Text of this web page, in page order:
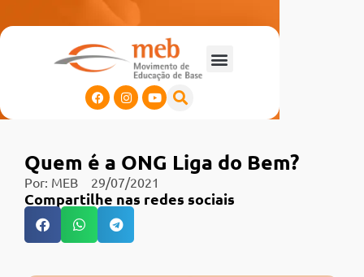
Quem é a ONG Liga do Bem?
Por: MEB 29/07/2021
Compartilhe nas redes sociais